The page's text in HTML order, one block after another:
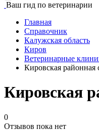
Ваш гид по ветеринарии
Главная
Справочник
Калужская область
Киров
Ветеринарные
Кировская районная
Кировская
0
Отзывов пока нет